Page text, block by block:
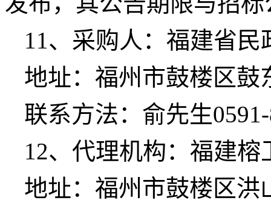
11、采购人： 福建省民
地址： 福州市鼓楼区鼓
联系方法： 俞先生
12、代理机构： 福建榕
地址： 福州市鼓楼区洪